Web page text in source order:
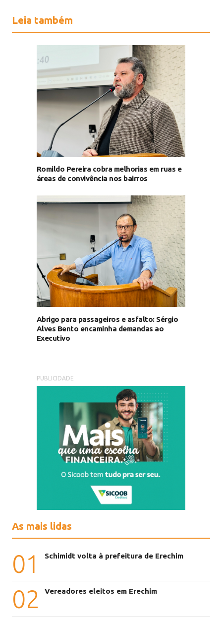
Leia também
Romildo Pereira cobra melhorias em ruas e
áreas de convivência nos bairros
Abrigo para passageiros e asfalto: Sérgio
Alves Bento encaminha demandas ao
Executivo
PUBLICIDADE
As mais lidas
01 Schimidt volta à prefeitura de Erechim
02 Vereadores eleitos em Erechim